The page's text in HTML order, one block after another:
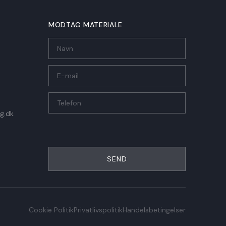
MODTAG MATERIALE
SEND
Cookie PolitikPrivatlivspolitikHandelsbetingelser